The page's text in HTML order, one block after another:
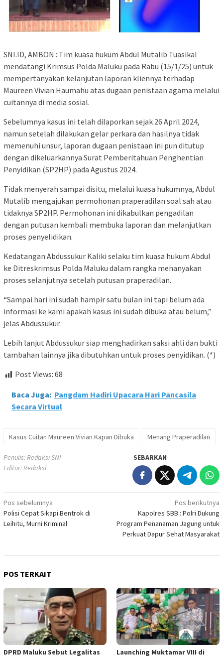
SNI.ID, AMBON : Tim kuasa hukum Abdul Mutalib Tuasikal
mendatangi Krimsus Polda Maluku pada Rabu (15/1/25) untuk
mempertanyakan kelanjutan laporan kliennya terhadap
Maureen Vivian Haumahu atas dugaan penistaan agama melalui
cuitannya di media sosial.
Sebelumnya kasus ini telah dilaporkan sejak 26 April 2024,
namun setelah dilakukan gelar perkara dan hasilnya tidak
memenuhi unsur, laporan dugaan penistaan ini pun ditutup
dengan dikeluarkannya Surat Pemberitahuan Penghentian
Penyidikan (SP2HP) pada Agustus 2024.
Tidak menyerah sampai disitu, melalui kuasa hukumnya, Abdul
Mutalib mengajukan permohonan praperadilan soal sah atau
tidaknya SP2HP. Permohonan ini dikabulkan pengadilan
dengan putusan kembali membuka laporan dan melanjutkan
proses penyelidikan.
Kedatangan Abdussukur Kaliki selaku tim kuasa hukum Abdul
ke Ditreskrimsus Polda Maluku dalam rangka menanyakan
proses selanjutnya setelah putusan praperadilan.
“Sampai hari ini sudah hampir satu bulan ini tapi belum ada
informasi ke kami apakah kasus ini sudah dibuka atau belum,”
jelas Abdussukur.
Lebih lanjut Abdussukur siap menghadirkan saksi ahli dan bukti
tambahan lainnya jika dibutuhkan untuk proses penyidikan. (*)
Post Views: 68
Baca Juga: Pangdam Hadiri Upacara Hari Pancasila
Secara Virtual
Kasus Cuitan Maureen Vivian Kapan Dibuka Menang Praperadilan
Penulis: Redaksi SNI
Editor: Redaksi
SEBARKAN
Navigasi
pos
Pos sebelumnya
Polisi Cepat Sikapi Bentrok di
Leihitu, Murni Kriminal
Pos berikutnya
Kapolres SBB : Polri Dukung
Program Penanaman Jagung untuk
Perkuat Dapur Sehat Masyarakat
POS TERKAIT
DPRD Maluku Sebut Legalitas
Launching Muktamar VIII di